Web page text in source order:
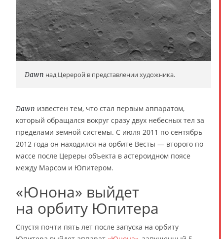
Dawn над Церерой в представлении художника.
Dawn известен тем, что стал первым аппаратом,
который обращался вокруг сразу двух небесных тел за
пределами земной системы. С июля 2011 по сентябрь
2012 года он находился на орбите Весты — второго по
массе после Цереры объекта в астероидном поясе
между Марсом и Юпитером.
«Юнона» выйдет
на орбиту Юпитера
Спустя почти пять лет после запуска на орбиту